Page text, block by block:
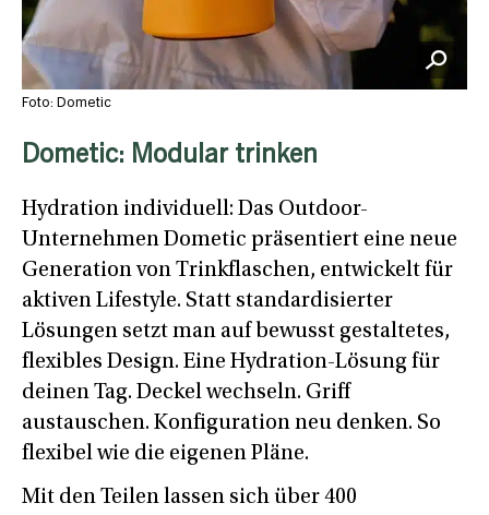
Dometic: Modular trinken
Hydration individuell: Das Outdoor-
Unternehmen Dometic präsentiert eine neue
Generation von Trinkflaschen, entwickelt für
aktiven Lifestyle. Statt standardisierter
Lösungen setzt man auf bewusst gestaltetes,
flexibles Design. Eine Hydration-Lösung für
deinen Tag. Deckel wechseln. Griff
austauschen. Konfiguration neu denken. So
flexibel wie die eigenen Pläne.
Mit den Teilen lassen sich über 400
Foto: Dometic